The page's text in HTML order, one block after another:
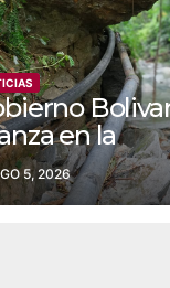
en la
Las
5, 2026